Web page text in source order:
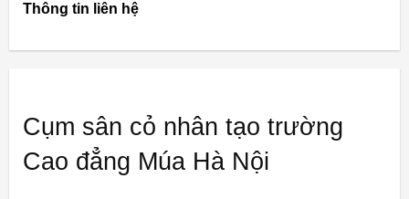
Thông tin liên hệ
Cụm sân cỏ nhân tạo trường
Cao đẳng Múa Hà Nội